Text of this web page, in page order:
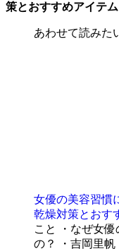
策とおすすめアイテム
あわせて読みた
女優の美容習慣
乾燥対策とおす
こと ・なぜ女
の？ ・吉岡里帆